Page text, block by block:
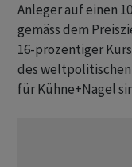
Anleger auf einen
gemäss dem
16-prozentiger
des weltpolitischen
für Kühne+Nagel